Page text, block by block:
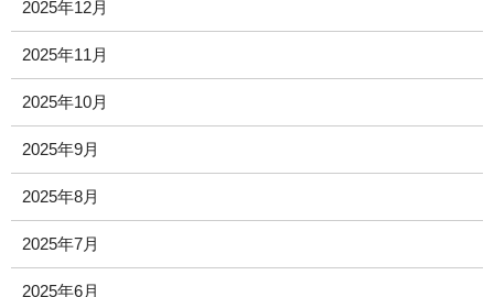
2025年12月
2025年11月
2025年10月
2025年9月
2025年8月
2025年7月
2025年6月